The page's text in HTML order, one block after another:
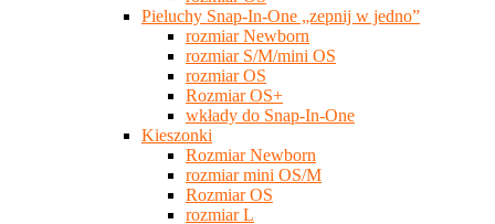
Pieluchy Snap-In-One „zepnij w jedno”
rozmiar Newborn
rozmiar S/M/mini OS
rozmiar OS
Rozmiar OS+
wkłady do Snap-In-One
Kieszonki
Rozmiar Newborn
rozmiar mini OS/M
Rozmiar OS
rozmiar L